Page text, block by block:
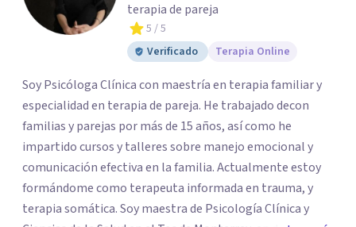
terapia de pareja
5 / 5
Verificado
Terapia Online
Soy Psicóloga Clínica con maestría en terapia familiar y
especialidad en terapia de pareja. He trabajado decon
familias y parejas por más de 15 años, así como he
impartido cursos y talleres sobre manejo emocional y
comunicación efectiva en la familia. Actualmente estoy
formándome como terapeuta informada en trauma, y
terapia somática. Soy maestra de Psicología Clínica y